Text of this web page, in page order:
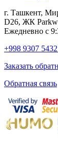
г. Ташкент,
D26, ЖК
Ежедневно с
+998 9307
Заказать
Обратная связь